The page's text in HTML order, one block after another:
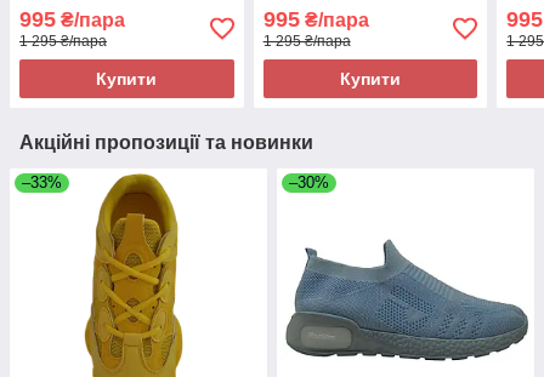
текстиль, легкі та зручні
995 ₴/пара
1 295 ₴/пара
Купити
піни, текстиль, легкі та
зручні
995₴/пара
1 295 ₴/пара
Купити
995
1
Акційні пропозиції та новинки
–33% –30%